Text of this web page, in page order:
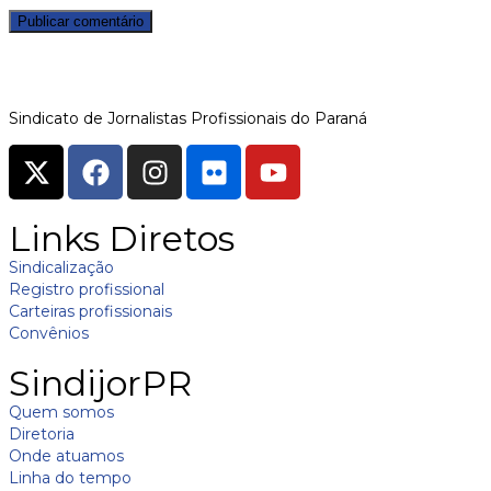
Sindicato de Jornalistas Profissionais do Paraná
Links Diretos
Sindicalização
Registro profissional
Carteiras profissionais
Convênios
SindijorPR
Quem somos
Diretoria
Onde atuamos
Linha do tempo